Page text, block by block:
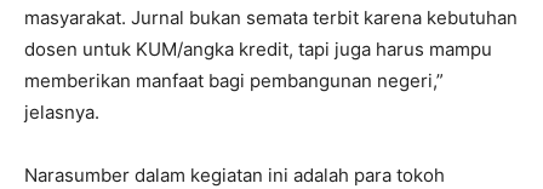
masyarakat. Jurnal bukan semata terbit karena kebutuhan
dosen untuk KUM/angka kredit, tapi juga harus mampu
memberikan manfaat bagi pembangunan negeri,”
jelasnya.
Narasumber dalam kegiatan ini adalah para tokoh